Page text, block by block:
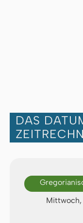
DAS
Mittwoch,